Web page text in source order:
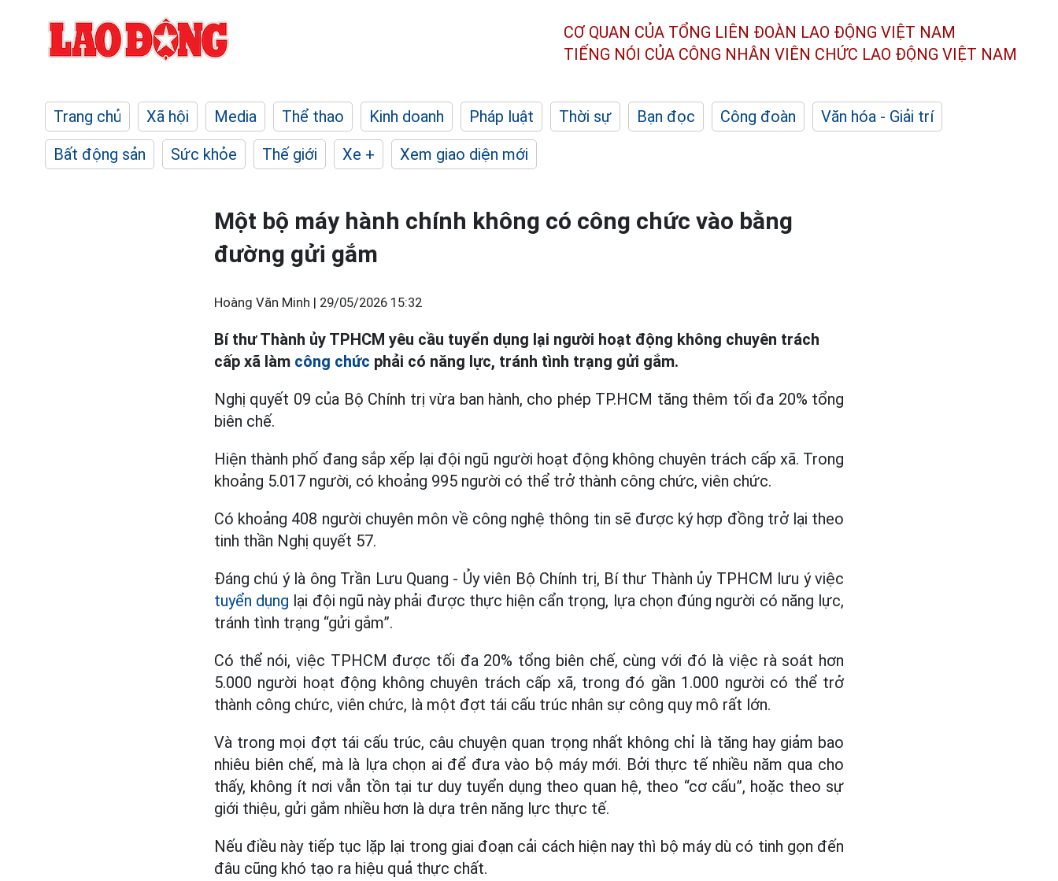
CƠ QUAN CỦA TỔNG LIÊN ĐOÀN LAO ĐỘNG VIỆT NAM
TIẾNG NÓI CỦA CÔNG NHÂN VIÊN CHỨC LAO ĐỘNG VIỆT NAM
Trang chủ Xã hội Media Thể thao Kinh doanh Pháp luật Thời sự Bạn đọc Công đoàn
Văn hóa - Giải trí
Bất động sản
Sức khỏe Thế giới Xe + Xem giao diện mới
Một bộ máy hành chính không có công chức vào bằng
đường gửi gắm
Hoàng Văn Minh | 29/05/2026 15:32
Bí thư Thành ủy TPHCM yêu cầu tuyển dụng lại người hoạt động không chuyên trách
cấp xã làm công chức phải có năng lực, tránh tình trạng gửi gắm.
Nghị quyết 09 của Bộ Chính trị vừa ban hành, cho phép TP.HCM tăng thêm tối đa 20% tổng
biên chế.
Hiện thành phố đang sắp xếp lại đội ngũ người hoạt động không chuyên trách cấp xã. Trong
khoảng 5.017 người, có khoảng 995 người có thể trở thành công chức, viên chức.
Có khoảng 408 người chuyên môn về công nghệ thông tin sẽ được ký hợp đồng trở lại theo
tinh thần Nghị quyết 57.
Đáng chú ý là ông Trần Lưu Quang - Ủy viên Bộ Chính trị, Bí thư Thành ủy TPHCM lưu ý việc
tuyển dụng lại đội ngũ này phải được thực hiện cẩn trọng, lựa chọn đúng người có năng lực,
tránh tình trạng “gửi gắm”.
Có thể nói, việc TPHCM được tối đa 20% tổng biên chế, cùng với đó là việc rà soát hơn
5.000 người hoạt động không chuyên trách cấp xã, trong đó gần 1.000 người có thể trở
thành công chức, viên chức, là một đợt tái cấu trúc nhân sự công quy mô rất lớn.
Và trong mọi đợt tái cấu trúc, câu chuyện quan trọng nhất không chỉ là tăng hay giảm bao
nhiêu biên chế, mà là lựa chọn ai để đưa vào bộ máy mới. Bởi thực tế nhiều năm qua cho
thấy, không ít nơi vẫn tồn tại tư duy tuyển dụng theo quan hệ, theo “cơ cấu”, hoặc theo sự
giới thiệu, gửi gắm nhiều hơn là dựa trên năng lực thực tế.
Nếu điều này tiếp tục lặp lại trong giai đoạn cải cách hiện nay thì bộ máy dù có tinh gọn đến
đâu cũng khó tạo ra hiệu quả thực chất.